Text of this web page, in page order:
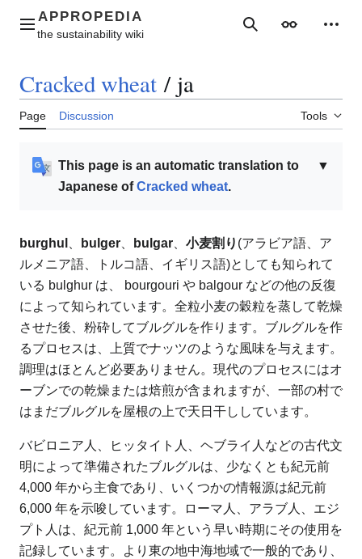
contentMain menu SearchAppearance
Cracked wheat / ja
Page Discussion Tools
▼
This page is an automatic translation to
Japanese ofCracked wheat.
burghul bulger bulgar 小麦割り (アラビア語、ア
ルメニア語、トルコ語、イギリス語)としても知られて
いる bulghur は、 bourgouri や balgour などの他の反復
によって知られています。全粒小麦の穀粒を蒸して乾燥
させた後、粉砕してブルグルを作ります。ブルグルを作
るプロセスは、上質でナッツのような風味を与えます。
調理はほとんど必要ありません。現代のプロセスにはオ
ーブンでの乾燥または焙煎が含まれますが、一部の村で
はまだブルグルを屋根の上で天日干ししています。
バビロニア人、ヒッタイト人、ヘブライ人などの古代文
明によって準備されたブルグルは、少なくとも紀元前
4,000 年から主食であり、いくつかの情報源は紀元前
6,000 年を示唆しています。ローマ人、アラブ人、エジ
プト人は、紀元前 1,000 年という早い時期にその使用を
記録しています。より東の地中海地域で一般的であり、